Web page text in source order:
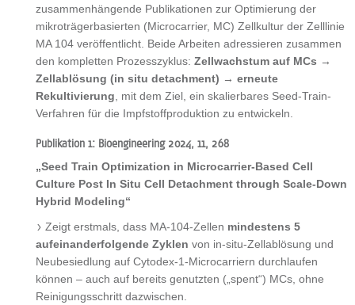
zusammenhängende Publikationen zur Optimierung der
mikroträgerbasierten (Microcarrier, MC) Zellkultur der Zelllinie
MA 104 veröffentlicht. Beide Arbeiten adressieren zusammen
den kompletten Prozesszyklus: Zellwachstum auf MCs →
Zellablösung (in situ detachment) → erneute
Rekultivierung, mit dem Ziel, ein skalierbares Seed-Train-
Verfahren für die Impfstoffproduktion zu entwickeln.
Publikation 1: Bioengineering 2024, 11, 268
„Seed Train Optimization in Microcarrier-Based Cell
Culture Post In Situ Cell Detachment through Scale-Down
Hybrid Modeling“
Zeigt erstmals, dass MA-104-Zellen mindestens 5
aufeinanderfolgende Zyklen von in-situ-Zellablösung und
Neubesiedlung auf Cytodex-1-Microcarriern durchlaufen
können – auch auf bereits genutzten („spent“) MCs, ohne
Reinigungsschritt dazwischen.